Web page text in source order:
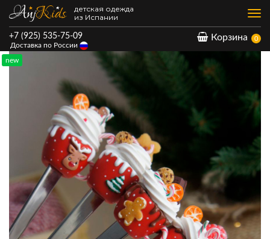
детская одежда
из Испании
Корзина 0
+7 (925) 535-75-09
Доставка по России
new